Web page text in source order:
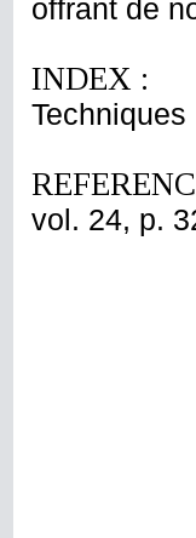
offrant de
INDEX :
vol. 24, p.